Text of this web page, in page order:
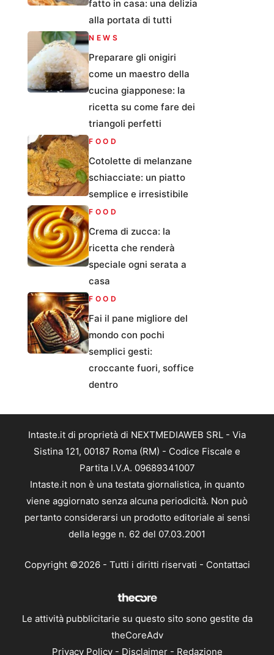
fatto in casa: una delizia
alla portata di tutti
NEWS
Preparare gli onigiri
come un maestro della
cucina giapponese: la
ricetta su come fare dei
triangoli perfetti
FOOD
Cotolette di melanzane
schiacciate: un piatto
semplice e irresistibile
FOOD
Crema di zucca: la
ricetta che renderà
speciale ogni serata a
casa
FOOD
Fai il pane migliore del
mondo con pochi
semplici gesti:
croccante fuori, soffice
dentro
Intaste.it di proprietà di NEXTMEDIAWEB SRL - Via
Sistina 121, 00187 Roma (RM) - Codice Fiscale e
Partita I.V.A. 09689341007
Intaste.it non è una testata giornalistica, in quanto
viene aggiornato senza alcuna periodicità. Non può
pertanto considerarsi un prodotto editoriale ai sensi
della legge n. 62 del 07.03.2001
Copyright ©2026 - Tutti i diritti riservati - Contattaci
Le attività pubblicitarie su questo sito sono gestite da
theCoreAdv
Privacy Policy- Disclaimer- Redazione